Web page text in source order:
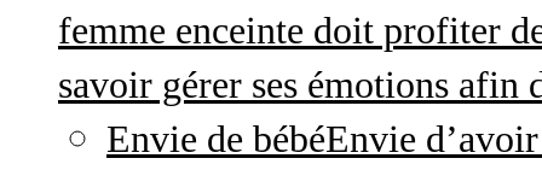
femme enceinte doit profiter
savoir gérer ses émotions
Envie de bébéEnvie